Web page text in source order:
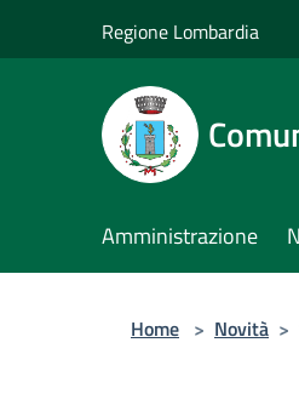
Regione Lombardia
Amministrazione
Home > Novità >